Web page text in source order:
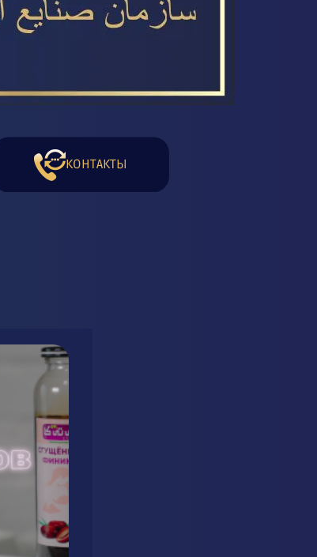
КОНТАКТЫ